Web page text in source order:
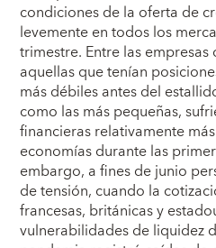
condiciones de la oferta de
levemente en todos los
trimestre. Entre las
aquellas que tenían
más débiles antes del
como las más pequeñas,
financieras relativamente
economías durante las
embargo, a fines de junio
de tensión, cuando la
francesas, británicas y
vulnerabilidades de liquidez